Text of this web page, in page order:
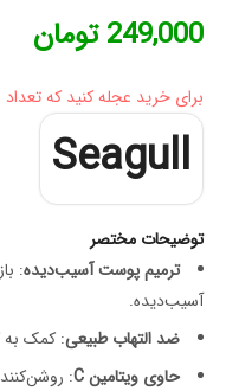
249,000 تومان
برای خرید عجله کنید که تعداد 1 عدد در انبار موجود است
Seagull
توضیحات مختصر
ترمیم پوست آسیب‌دیده:
آسیب‌دیده.
ضد التهاب طبیعی: کمک به
حاوی ویتامین C
: